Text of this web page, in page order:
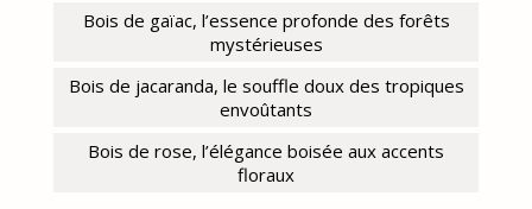
Bois de gaïac, l’essence profonde des forêts
mystérieuses
Bois de jacaranda, le souffle doux des tropiques
envoûtants
Bois de rose, l’élégance boisée aux accents
floraux